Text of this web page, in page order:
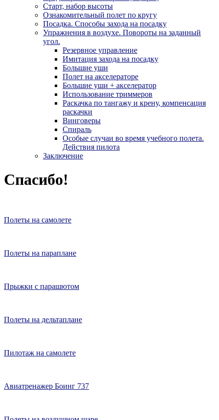
Старт, набор высоты
Ознакомительный полет по кругу
Посадка. Способы захода на посадку
Упражнения в воздухе. Повороты на заданный
угол.
Резервное управление
Имитация захода на посадку
Большие уши
Полет на акселераторе
Большие уши + акселератор
Использование триммеров
Раскачка по тангажу и крену, компенсация
раскачки
Винговеры
Спираль
Особые случаи во время учебного полета.
Действия пилота
Заключение
Спасибо!
Полеты на самолете
Полеты на параплане
Прыжки с парашютом
Полеты на дельтаплане
Пилотаж на самолете
Авиатренажер Боинг 737